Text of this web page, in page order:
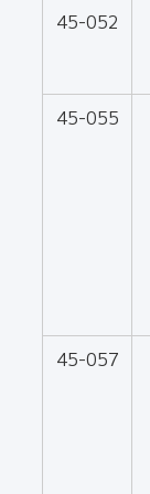
45-052
45-055
45-057